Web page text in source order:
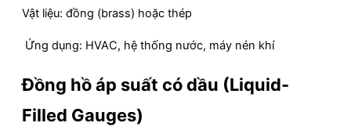
Vật liệu: đồng (brass) hoặc thép
Ứng dụng: HVAC, hệ thống nước, máy nén khí
Đồng hồ áp suất có dầu (Liquid-
Filled Gauges)